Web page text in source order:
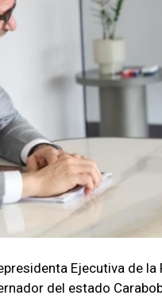
Ejecutiva de
del estado